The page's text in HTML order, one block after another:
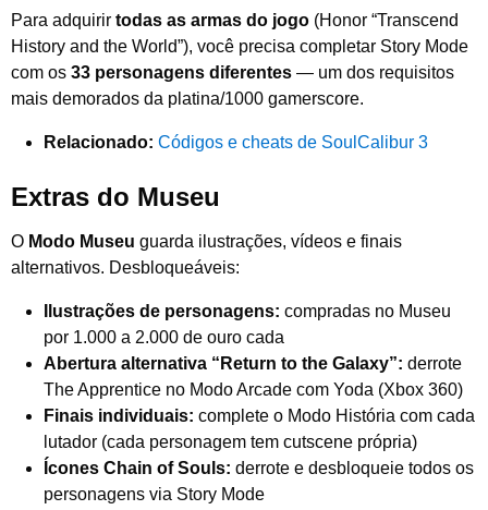
Para adquirir todas as armas do jogo (Honor “Transcend
History and the World”), você precisa completar Story Mode
com os 33 personagens diferentes — um dos requisitos
mais demorados da platina/1000 gamerscore.
Relacionado: Códigos e cheats de SoulCalibur 3
Extras do Museu
O Modo Museu guarda ilustrações, vídeos e finais
alternativos. Desbloqueáveis:
Ilustrações de personagens: compradas no Museu
por 1.000 a 2.000 de ouro cada
Abertura alternativa “Return to the Galaxy”: derrote
The Apprentice no Modo Arcade com Yoda (Xbox 360)
Finais individuais: complete o Modo História com cada
lutador (cada personagem tem cutscene própria)
Ícones Chain of Souls: derrote e desbloqueie todos os
personagens via Story Mode